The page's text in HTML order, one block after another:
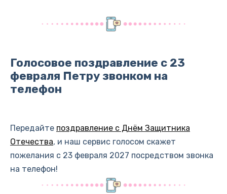
Голосовое поздравление с 23
февраля Петру звонком на
телефон
Передайте поздравление с Днём Защитника
Отечества, и наш сервис голосом скажет
пожелания с 23 февраля 2027 посредством звонка
на телефон!